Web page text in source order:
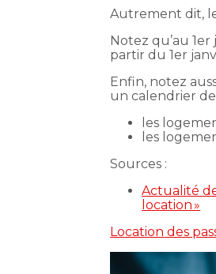
Autrement dit,
Notez qu’au
partir du 1er
Enfin, notez
un calendrier
les
les
Sources :
Actualité
location »
Location des